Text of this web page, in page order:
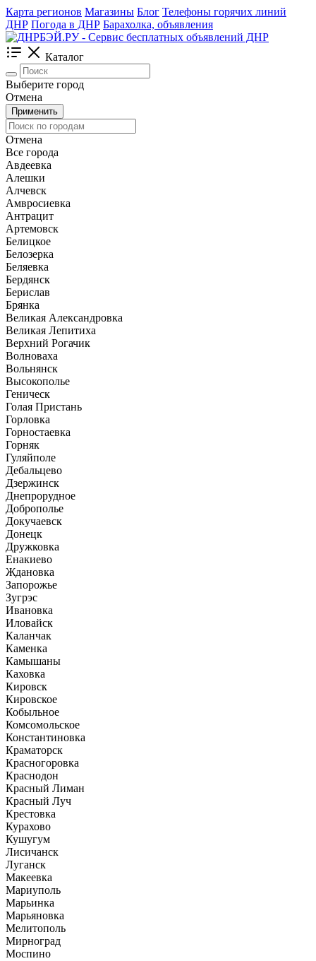
Карта регионов Магазины Блог Телефоны горячих линий
ДНР Погода в ДНР Барахолка, объявления
Каталог
Выберите город
Отмена
Применить
Отмена
Все города
Авдеевка
Алешки
Алчевск
Амвросиевка
Антрацит
Артемовск
Белицкое
Белозерка
Беляевка
Бердянск
Берислав
Брянка
Великая Александровка
Великая Лепитиха
Верхний Рогачик
Волноваха
Вольнянск
Высокополье
Геническ
Голая Пристань
Горловка
Горностаевка
Горняк
Гуляйполе
Дебальцево
Дзержинск
Днепрорудное
Доброполье
Докучаевск
Донецк
Дружковка
Енакиево
Ждановка
Запорожье
Зугрэс
Ивановка
Иловайск
Каланчак
Каменка
Камышаны
Каховка
Кировск
Кировское
Кобыльное
Комсомольское
Константиновка
Краматорск
Красногоровка
Краснодон
Красный Лиман
Красный Луч
Крестовка
Курахово
Кушугум
Лисичанск
Луганск
Макеевка
Мариуполь
Марьинка
Марьяновка
Мелитополь
Мирноград
Моспино